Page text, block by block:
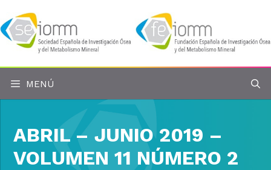
al
contenido
MENÚ
ABRIL – JUNIO 2019 –
VOLUMEN 11 NÚMERO 2